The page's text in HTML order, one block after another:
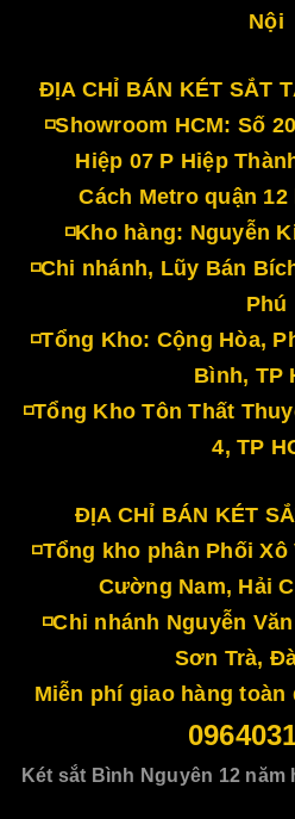
Nội
ĐỊA CHỈ BÁN KÉT SẮT
◽Showroom HCM: Số
Hiệp 07 P Hiệp
Cách Metro quận 12
◽Kho hàng: Nguyễn
◽Chi nhánh, Lũy Bán
Phú
◽Tổng Kho: Cộng Hòa,
Bình, TP
◽Tổng Kho Tôn Thất
4, TP
ĐỊA CHỈ BÁN KÉT
◽Tổng kho phân Phối
Cường Nam, Hải
◽Chi nhánh Nguyễn
Sơn Trà,
Miễn phí giao hàng
Két sắt Bình Nguyên 12